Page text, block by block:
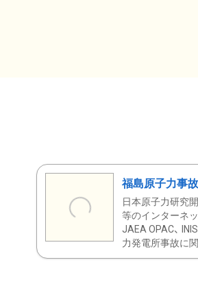
福島原子力事
日本原子力研究
等のインターネ
JAEA OPAC、
力発電所事故に